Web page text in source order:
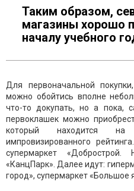
Таким образом,
магазины хорошо
началу учебного
Для первоначальной
можно обойтись вполне
что-то докупать, но а пока,
первоклашек можно
который находится
импровизированного
супермаркет
«КанцПарк». Далее идут:
город», супермаркет «Большое